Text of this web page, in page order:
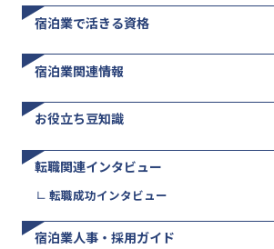
宿泊業で活きる資格
宿泊業関連情報
お役立ち豆知識
転職関連インタビュー
転職成功インタビュー
宿泊業人事・採用ガイド